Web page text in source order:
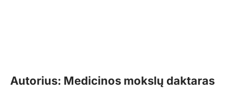
Autorius: Medicinos mokslų daktaras